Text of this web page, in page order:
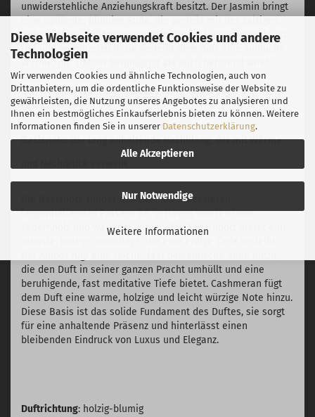
Diese Webseite verwendet Cookies und andere
Technologien
Wir verwenden Cookies und ähnliche Technologien, auch von
Drittanbietern, um die ordentliche Funktionsweise der Website zu
gewährleisten, die Nutzung unseres Angebotes zu analysieren und
Ihnen ein bestmögliches Einkaufserlebnis bieten zu können. Weitere
Informationen finden Sie in unserer Datenschutzerklärung.
Alle Akzeptieren
Nur Notwendige
Weitere Informationen
unwiderstehliche Anziehungskraft besitzt. Der Jasmin bringt
erdigen Note des Ambergris harmoniert. Diese Herznote ist
tief und verführerisch, sie verleiht dem Duft eine sinnliche
Wärme, die sowohl beruhigend als auch betörend wirkt.
Diese Phase ist der Inbegriff von Raffinesse und
Sinnlichkeit, ein olfaktorisches Herz, das fesselt und
verzaubert.
Basisnote: der lang anhaltende Nachklang, der mit Wärme
Die Basisnote rundet den Duft mit einer tiefen,
langanhaltenden Präsenz ab, getragen von reichem
Zedernholz und warmem Amber. Das Zedernholz bietet eine
die den Duft in seiner ganzen Pracht umhüllt und eine
beruhigende, fast meditative Tiefe bietet. Cashmeran fügt
dem Duft eine warme, holzige und leicht würzige Note hinzu.
Diese Basis ist das solide Fundament des Duftes, sie sorgt
für eine anhaltende Präsenz und hinterlässt einen
bleibenden Eindruck von Luxus und Eleganz.
Duftrichtung: holzig-blumig